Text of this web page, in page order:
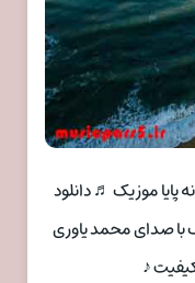
پایا موزیک ♬ دانلود
با صدای محمد یاوری
♪